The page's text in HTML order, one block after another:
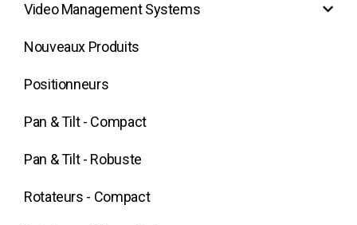
Video Management Systems
Nouveaux Produits
Positionneurs
Pan & Tilt - Compact
Pan & Tilt - Robuste
Rotateurs - Compact